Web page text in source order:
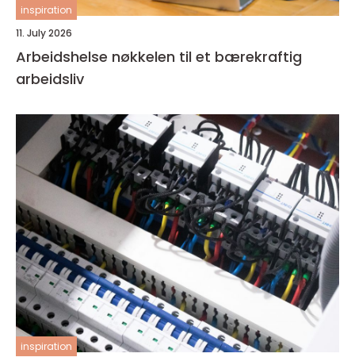
inspiration
11. July 2026
Arbeidshelse nøkkelen til et bærekraftig
arbeidsliv
inspiration